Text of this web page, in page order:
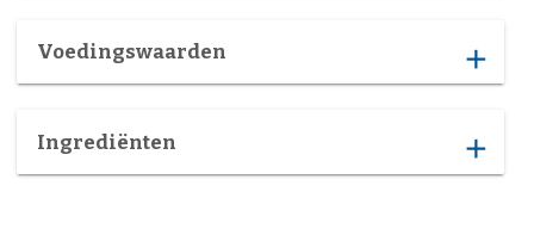
Voedingswaarden add
Ingrediënten add